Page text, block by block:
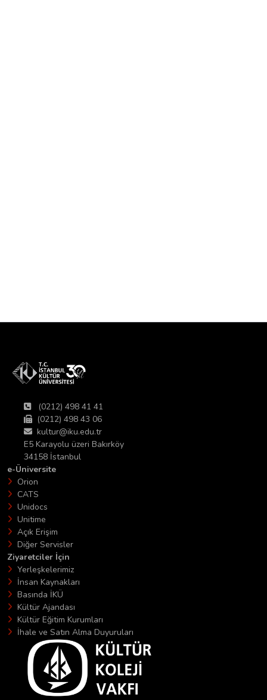
(0212) 498 41 41
(0212) 498 43 06
kultur@iku.edu.tr
E5 Karayolu üzeri Bakırköy
34158 İstanbul
e-Üniversite
Orion
CATS
Unidocs
Unitime
Açık Erişim
Diğer Servisler
Ziyaretciler İçin
Yerleşkelerimiz
İnsan Kaynakları
Basında İKÜ
Kültür Ajandası
Kültür Eğitim Kurumları
İhale ve Satın Alma Duyuruları